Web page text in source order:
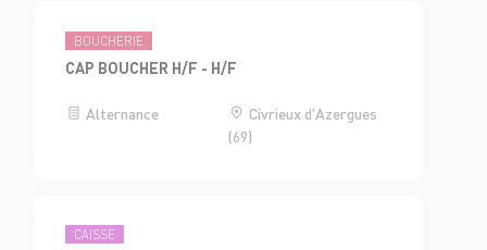
BOUCHERIE
CAP BOUCHER H/F - H/F
Alternance
Civrieux d'Azergues
(69)
CAISSE